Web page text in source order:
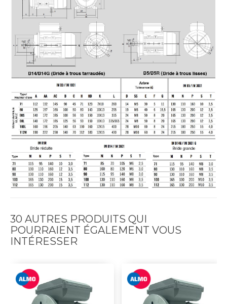
30 AUTRES PRODUITS QUI
POURRAIENT ÉGALEMENT VOUS
INTÉRESSER